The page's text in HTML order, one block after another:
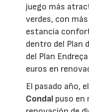
juego más
verdes, con
estancia
dentro del Plan
del Plan
euros en
El pasado año,
Condal puso en